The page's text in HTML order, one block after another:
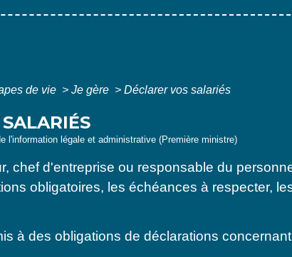
de vie > Je gère > Déclarer vos salariés
l'information légale et administrative (Première ministre)
chef d'entreprise ou responsable du
obligatoires, les échéances à respecter,
à des obligations de déclarations